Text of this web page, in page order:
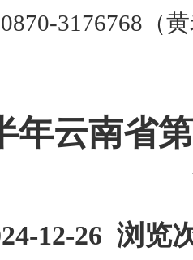
3176768（
年云南省
12-26 浏览